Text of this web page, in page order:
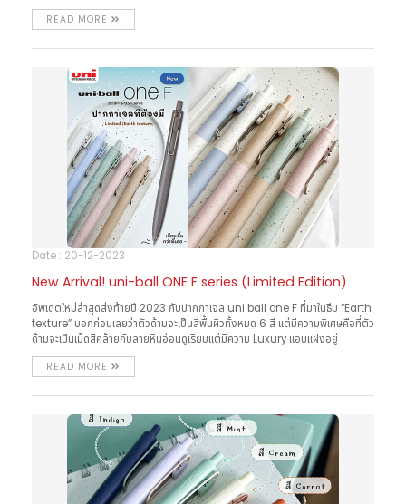
READ MORE
Date : 20-12-2023
New Arrival! uni-ball ONE F series (Limited Edition)
อัพเดตใหม่ล่าสุดส่งท้ายปี 2023 กับปากกาเจล uni ball one F ที่มาในธีม “Earth
texture” บอกก่อนเลยว่าตัวด้ามจะเป็นสีพื้นผิวทั้งหมด 6 สี แต่มีความพิเศษคือที่ตัว
ด้ามจะเป็นเม็ดสีคล้ายกับลายหินอ่อนดูเรียบแต่มีความ Luxury แอบแฝงอยู่
READ MORE